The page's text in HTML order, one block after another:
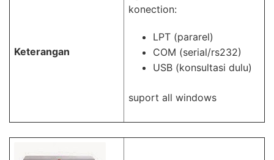
Keterangan
konection:
LPT (pararel)
COM (serial/rs232)
USB (konsultasi dulu)
suport all windows